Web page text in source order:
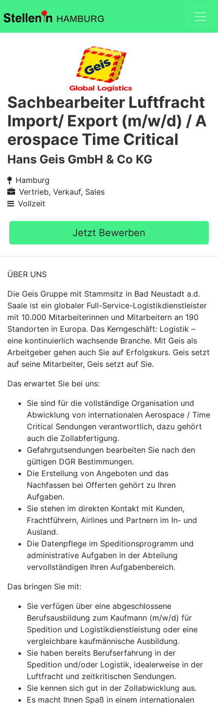
HAMBURG
Sachbearbeiter Luftfracht
Import/ Export (m/w/d) / A
erospace Time Critical
Hans Geis GmbH & Co KG
Hamburg
Vertrieb, Verkauf, Sales
Vollzeit
Jetzt Bewerben
ÜBER UNS
Die Geis Gruppe mit Stammsitz in Bad Neustadt a.d.
Saale ist ein globaler Full-Service-Logistikdienstleister
mit 10.000 Mitarbeiterinnen und Mitarbeitern an 190
Standorten in Europa. Das Kerngeschäft: Logistik –
eine kontinuierlich wachsende Branche. Mit Geis als
Arbeitgeber gehen auch Sie auf Erfolgskurs. Geis setzt
auf seine Mitarbeiter, Geis setzt auf Sie.
Das erwartet Sie bei uns:
Sie sind für die vollständige Organisation und
Abwicklung von internationalen Aerospace / Time
Critical Sendungen verantwortlich, dazu gehört
auch die Zollabfertigung.
Gefahrgutsendungen bearbeiten Sie nach den
gültigen DGR Bestimmungen.
Die Erstellung von Angeboten und das
Nachfassen bei Offerten gehört zu Ihren
Aufgaben.
Sie stehen im direkten Kontakt mit Kunden,
Frachtführern, Airlines und Partnern im In- und
Ausland.
Die Datenpflege im Speditionsprogramm und
administrative Aufgaben in der Abteilung
vervollständigen Ihren Aufgabenbereich.
Das bringen Sie mit:
Sie verfügen über eine abgeschlossene
Berufsausbildung zum Kaufmann (m/w/d) für
Spedition und Logistikdienstleistung oder eine
vergleichbare kaufmännische Ausbildung.
Sie haben bereits Berufserfahrung in der
Spedition und/oder Logistik, idealerweise in der
Luftfracht und zeitkritischen Sendungen.
Sie kennen sich gut in der Zollabwicklung aus.
Es macht Ihnen Spaß in einem internationalen